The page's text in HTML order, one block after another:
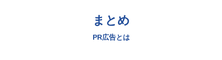
まとめ
PR広告とは